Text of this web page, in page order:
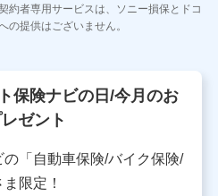
モが提供する保険関連サービ
および管理のため
携会社の保険その他に関する
た維持管理等の委託業務遂行の
関連する当社、株式会社NTT
約者専用サービスは、ソニー損保とドコ
の提供はございません。
保険ナビの日/今月のお
ゼント
の「自動車保険/バイク保険/
限定！